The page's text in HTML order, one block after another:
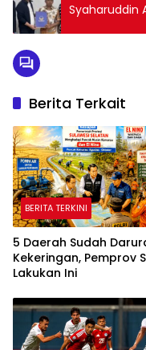
Syaharuddin
Berita Terkait
BERITA TERKINI
5 Daerah Sudah
Kekeringan, Pemprov
Lakukan Ini